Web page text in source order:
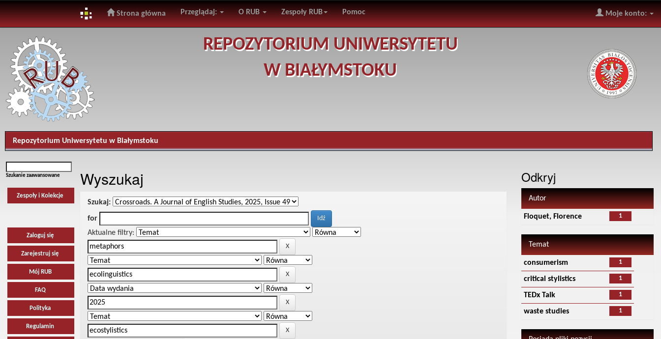
navigation
Strona główna Przeglądaj: O RUB Zespoły RUB Pomoc Moje konto:
REPOZYTORIUM UNIWERSYTETU
W BIAŁYMSTOKU
Repozytorium Uniwersytetu w Białymstoku
Szukanie zaawansowane
Zespoły i Kolekcje
Zaloguj się
Zarejestruj się
Mój RUB
FAQ
Polityka
Regulamin
Wyszukaj
Szukaj:
for
Aktualne filtry:
Odkryj
Autor
1
Floquet, Florence
Temat
1
consumerism
1
critical stylistics
1
TEDx Talk
1
waste studies